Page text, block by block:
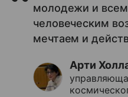
молодежи и
человеческим
мечтаем и
Арти